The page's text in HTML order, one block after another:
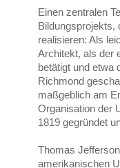
Einen zentralen
Bildungsprojekts,
realisieren: Als
Architekt, als der
betätigt und etwa
Richmond
maßgeblich am
Organisation der
1819 gegründet
Thomas
amerikanischen